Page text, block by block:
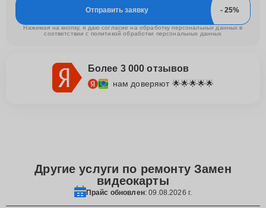
Отправить заявку
Нажимая на кнопку, я даю согласие на обработку персональных данных в
соответствии с политикой обработки персональных данных
Более 3 000 отзывов
нам доверяют 🌟🌟🌟🌟🌟
Другие услуги по ремонту Замен
видеокарты
Прайс обновлен: 09.08.2026 г.